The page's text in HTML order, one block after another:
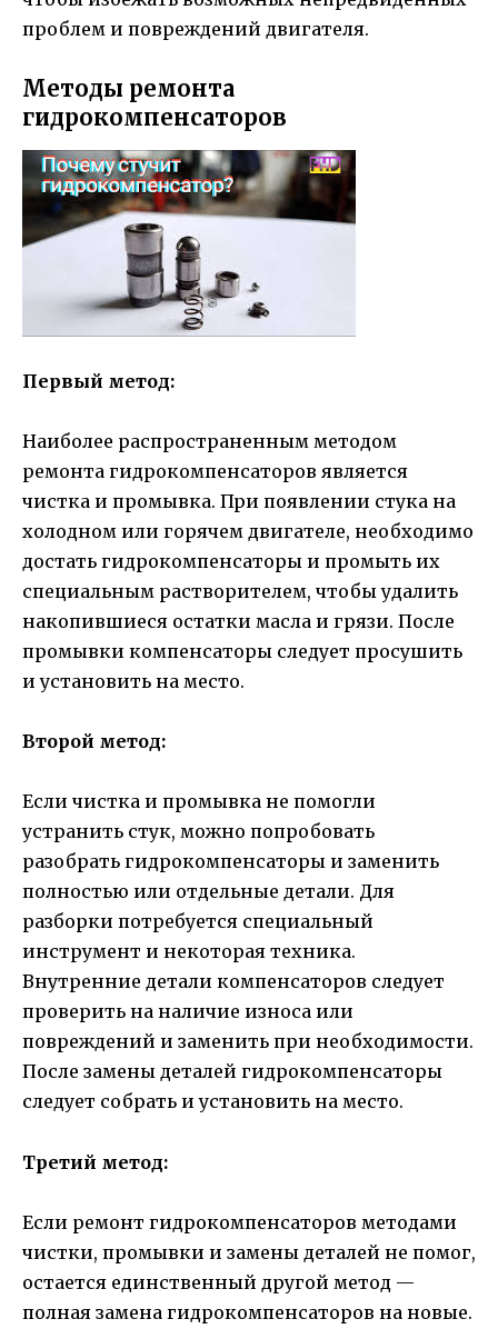
проблем и повреждений двигателя.
Методы ремонта
гидрокомпенсаторов
Первый метод:
Наиболее распространенным методом
ремонта гидрокомпенсаторов является
чистка и промывка. При появлении стука на
холодном или горячем двигателе, необходимо
достать гидрокомпенсаторы и промыть их
специальным растворителем, чтобы удалить
накопившиеся остатки масла и грязи. После
промывки компенсаторы следует просушить
и установить на место.
Второй метод:
Если чистка и промывка не помогли
устранить стук, можно попробовать
разобрать гидрокомпенсаторы и заменить
полностью или отдельные детали. Для
разборки потребуется специальный
инструмент и некоторая техникa.
Внутренние детали компенсаторов следует
проверить на наличие износа или
повреждений и заменить при необходимости.
После замены деталей гидрокомпенсаторы
следует собрать и установить на место.
Третий метод:
Если ремонт гидрокомпенсаторов методами
чистки, промывки и замены деталей не помог,
остается единственный другой метод —
полная замена гидрокомпенсаторов на новые.